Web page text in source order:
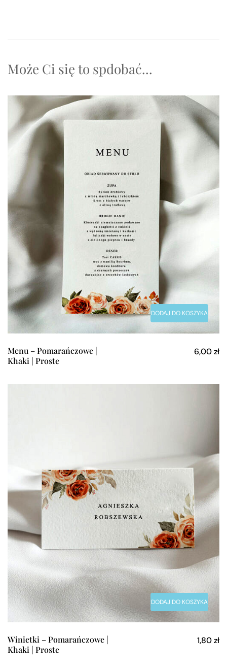
Może Ci się to spdobać...
DODAJ DO KOSZYKA
Menu – Pomarańczowe |
Khaki | Proste
6,00zł
DODAJ DO KOSZYKA
Winietki – Pomarańczowe |
Khaki | Proste
1,80zł